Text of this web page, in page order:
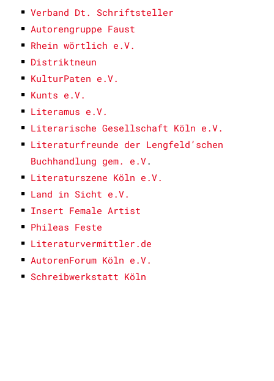
Verband Dt. Schriftsteller
Autorengruppe Faust
Rhein wörtlich e.V.
Distriktneun
KulturPaten e.V.
Kunts e.V.
Literamus e.V.
Literarische Gesellschaft Köln e.V.
Literaturfreunde der Lengfeld’schen
Buchhandlung gem. e.V.
Literaturszene Köln e.V.
Land in Sicht e.V.
Insert Female Artist
Phileas Feste
Literaturvermittler.de
AutorenForum Köln e.V.
Schreibwerkstatt Köln